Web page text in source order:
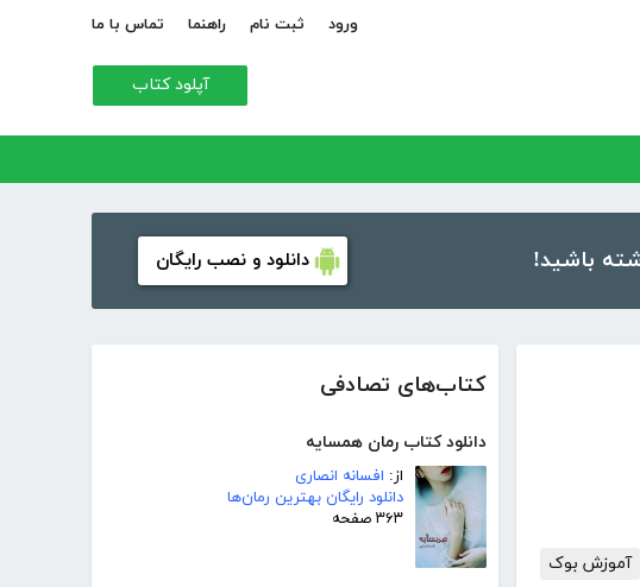
ورود ثبت نام راهنما تماس با ما
آپلود کتاب
دانلود و نصب رایگان
کتاب‌های تصادفی
دانلود کتاب رمان همسایه
از: افسانه انصاری
دانلود رایگان بهترین رمان‌ها
۳۶۳ صفحه
آموزش بوک